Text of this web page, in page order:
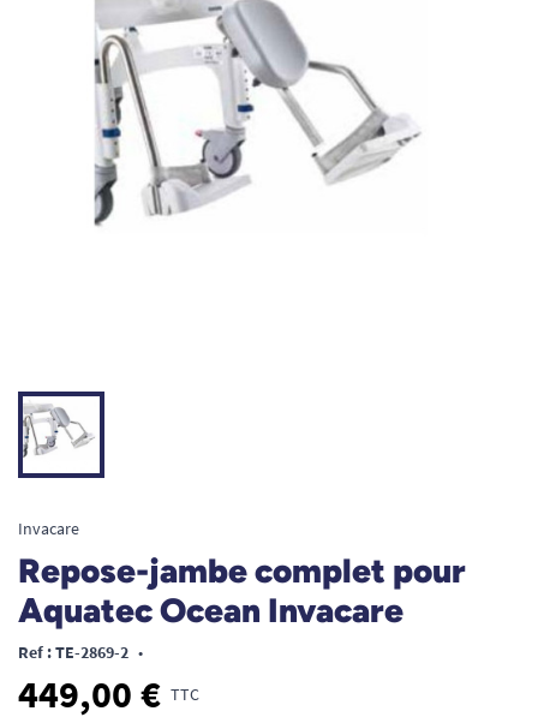
Invacare
Repose-jambe complet pour
Aquatec Ocean Invacare
Ref : TE-2869-2 •
449,00 € TTC